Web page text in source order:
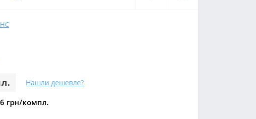
Нашли дешевле?
грн/компл.